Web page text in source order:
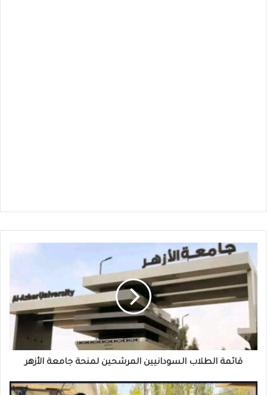
الطلاب
السودانيين
المرشحين
لمنحة
قائمة الطلاب السودانيين المرشحين لمنحة جامعة الأزهر
الحلو